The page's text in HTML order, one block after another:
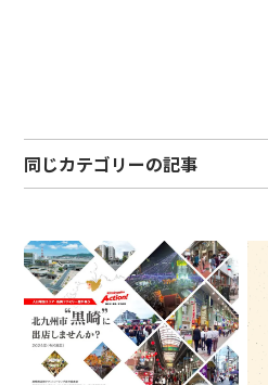
同じカテゴリーの記事